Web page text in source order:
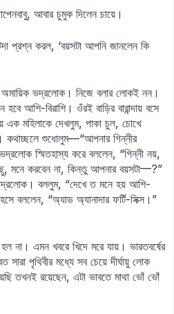
আবার চুমুক দিলেন চায়ে।
প্রশ্ন করল, ‘বয়সটা আপনি জানলেন কি
ভদ্রলোক। নিজে বলার লোকই নন।
আশি-বিরাশি। ওঁরই বাড়ির বারান্দায় বসে
এক মহিলাকে দেখলুম, পাকা চুল, চোখে
কথাচ্ছলে শুধোলুম—“আপনার গিন্নীর
স্মিতহাস্য করে বললেন, “গিন্নী নয়,
করবেন না, কিন্তু আপনার বয়সটা—?”
বললুম, “দেখে ত মনে হয় আশি-
বললেন, “অ্যাড অ্যানাদার ফর্টি-সিক্স।”
না। এমন খবরে খিদে মরে যায়। ভারতবর্ষের
পৃথিবীর মধ্যে সব চেয়ে দীর্ঘায়ু লোক
তখনই রয়েছেন, এটা ভাবতে মাথা ভোঁ ভোঁ